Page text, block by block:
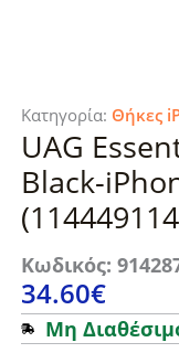
Κατηγορία: Θήκες
UAG
Black-
Κωδικός:
34.60€
Μη